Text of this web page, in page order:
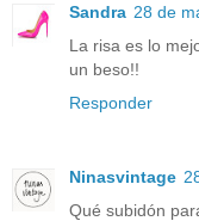
Sandra 28 de
La risa es lo
un beso!!
Responder
Ninasvintage
Qué subidón